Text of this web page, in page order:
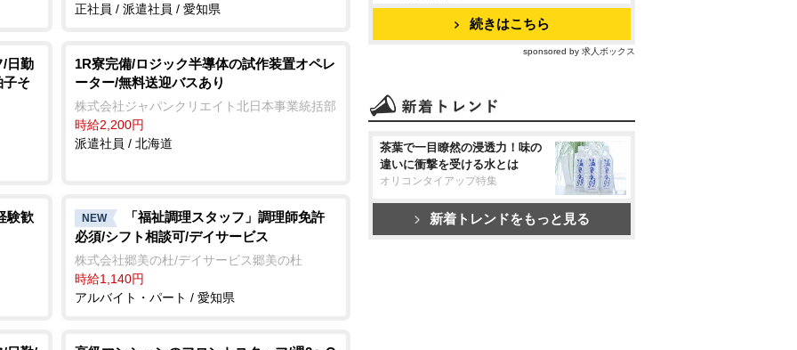
正社員 / 派遣社員 / 愛知県
/日勤
子そ
1R寮完備/ロジック半導体の試作装置オペレ
ーター/無料送迎バスあり
株式会社ジャパンクリエイト北日本事業統括部
時給2,200円
派遣社員 / 北海道
験歓 NEW
「福祉調理スタッフ」調理師免許
必須/シフト相談可/デイサービス
株式会社郷美の杜/デイサービス郷美の杜
時給1,140円
アルバイト・パート / 愛知県
続きはこちら
sponsored by 求人ボックス
茶葉で一目瞭然の浸透力！味の
違いに衝撃を受ける水とは
オリコンタイアップ特集
新着トレンドをもっと見る